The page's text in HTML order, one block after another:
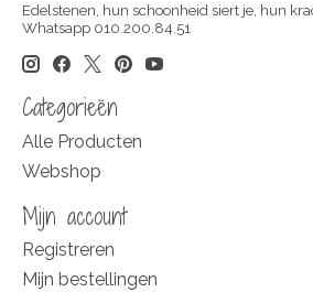
Edelstenen, hun schoonheid siert je, hun
Whatsapp 010.200.84.51
Categorieën
Alle Producten
Webshop
Mijn account
Registreren
Mijn bestellingen